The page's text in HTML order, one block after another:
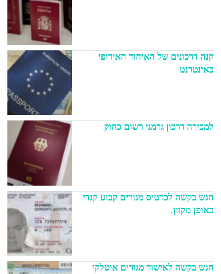
קנה דרכונים של האיחוד האירופי
באינטרנט
למכירה דרכון גרמני רשום כחוק
הגש בקשה לכרטיס מגורים קבוע קנדי
באופן מקוון.
הגש בקשה לאישור מגורים איטלקי